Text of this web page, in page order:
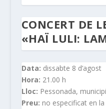
CONCERT DE
«HAÏ LULI:
Data: dissabte 8 d’agost
Hora: 21.00 h
Lloc: Pessonada,
Preu: no especificat en